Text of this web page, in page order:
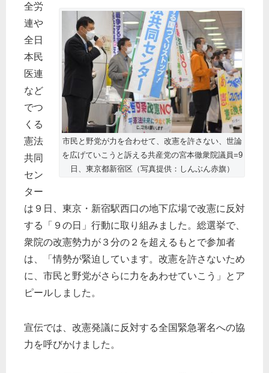
市民と野党が力を合わせて、改憲を許さない、世論
を広げていこうと訴える共産党の宮本徹衆院議員=9
日、東京都新宿区（写真提供：しんぶん赤旗）
全労
連や
全日
本民
医連
など
でつ
くる
憲法
共同
セン
ター
は９日、東京・新宿駅西口の地下広場で改憲に反対
する「９の日」行動に取り組みました。総選挙で、
衆院の改憲勢力が３分の２を超えるもとで参加者
は、「情勢が緊迫しています。改憲を許さないため
に、市民と野党がさらに力をあわせていこう」とア
ピールしました。
宣伝では、改憲発議に反対する全国緊急署名への協
力を呼びかけました。